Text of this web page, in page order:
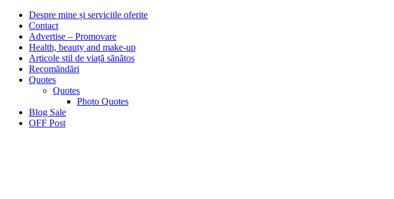
Despre mine și serviciile oferite
Contact
Advertise – Promovare
Health, beauty and make-up
Articole stil de viață sănătos
Recomăndări
Quotes
Quotes
Photo Quotes
Blog Sale
OFF Post